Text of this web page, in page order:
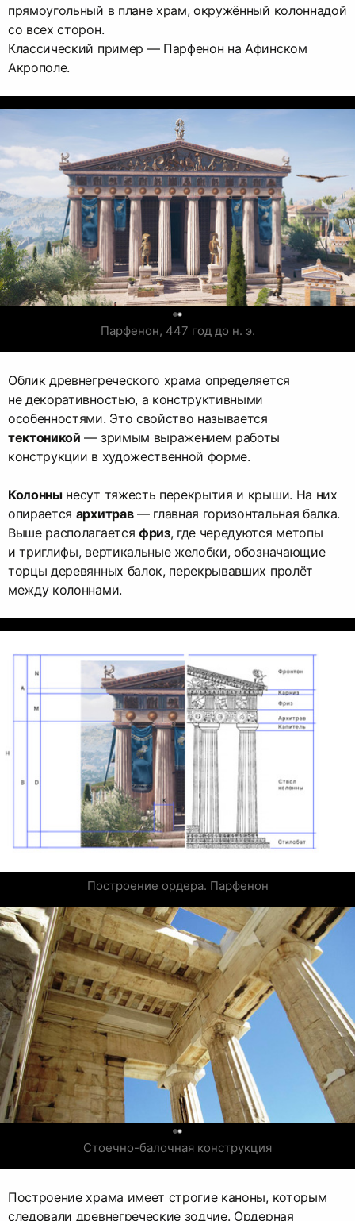
прямоугольный в плане храм, окружённый колоннадой
со всех сторон.
Классический пример — Парфенон на Афинском
Акрополе.
Парфенон, 447 год до н. э.
Облик древнегреческого храма определяется
не декоративностью, а конструктивными
особенностями. Это свойство называется
тектоникой — зримым выражением работы
конструкции в художественной форме.
Колоннынесут тяжесть перекрытия и крыши. На них
опирается архитрав— главная горизонтальная балка.
Выше располагается фриз, где чередуются метопы
и триглифы, вертикальные желобки, обозначающие
торцы деревянных балок, перекрывавших пролёт
между колоннами.
Построение ордера. Парфенон
Стоечно-балочная конструкция
Построение храма имеет строгие каноны, которым
следовали древнегреческие зодчие. Ордерная